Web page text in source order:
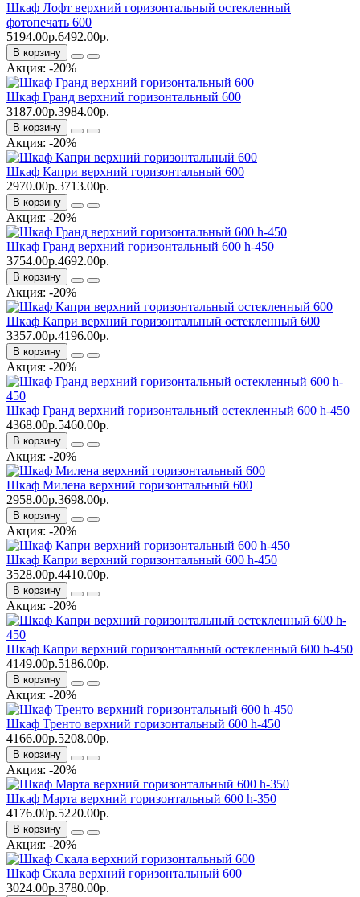
Шкаф Лофт верхний горизонтальный остекленный
фотопечать 600
5194.00р.6492.00р.
В корзину
Акция: -20%
Шкаф Гранд верхний горизонтальный 600
3187.00р.3984.00р.
В корзину
Акция: -20%
Шкаф Капри верхний горизонтальный 600
2970.00р.3713.00р.
В корзину
Акция: -20%
Шкаф Гранд верхний горизонтальный 600 h-450
3754.00р.4692.00р.
В корзину
Акция: -20%
Шкаф Капри верхний горизонтальный остекленный 600
3357.00р.4196.00р.
В корзину
Акция: -20%
Шкаф Гранд верхний горизонтальный остекленный 600 h-450
4368.00р.5460.00р.
В корзину
Акция: -20%
Шкаф Милена верхний горизонтальный 600
2958.00р.3698.00р.
В корзину
Акция: -20%
Шкаф Капри верхний горизонтальный 600 h-450
3528.00р.4410.00р.
В корзину
Акция: -20%
Шкаф Капри верхний горизонтальный остекленный 600 h-450
4149.00р.5186.00р.
В корзину
Акция: -20%
Шкаф Тренто верхний горизонтальный 600 h-450
4166.00р.5208.00р.
В корзину
Акция: -20%
Шкаф Марта верхний горизонтальный 600 h-350
4176.00р.5220.00р.
В корзину
Акция: -20%
Шкаф Скала верхний горизонтальный 600
3024.00р.3780.00р.